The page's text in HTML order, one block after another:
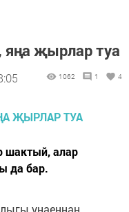
яңа җырлар туа
1062 1 4
шактый, алар
да бар.
уңаеннан,